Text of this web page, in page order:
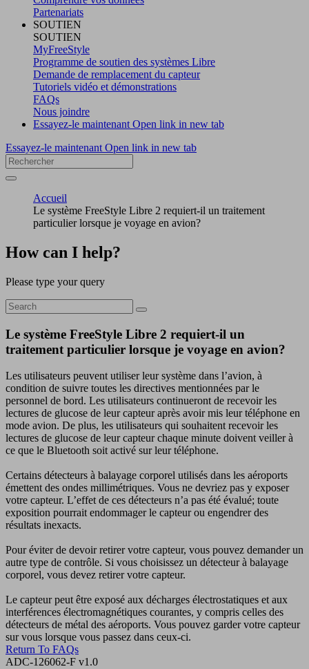
Partenariats
SOUTIEN
SOUTIEN
MyFreeStyle
Programme de soutien des systèmes Libre
Demande de remplacement du capteur
Tutoriels vidéo et démonstrations
FAQs
Nous joindre
Essayez-le maintenant Open link in new tab
Essayez-le maintenant Open link in new tab
Accueil
Le système FreeStyle Libre 2 requiert-il un traitement
particulier lorsque je voyage en avion?
How can I help?
Please type your query
Le système FreeStyle Libre 2 requiert-il un
traitement particulier lorsque je voyage en avion?
Les utilisateurs peuvent utiliser leur système dans l’avion, à
condition de suivre toutes les directives mentionnées par le
personnel de bord. Les utilisateurs continueront de recevoir les
lectures de glucose de leur capteur après avoir mis leur téléphone en
mode avion. De plus, les utilisateurs qui souhaitent recevoir les
lectures de glucose de leur capteur chaque minute doivent veiller à
ce que le Bluetooth soit activé sur leur téléphone.
Certains détecteurs à balayage corporel utilisés dans les aéroports
émettent des ondes millimétriques. Vous ne devriez pas y exposer
votre capteur. L’effet de ces détecteurs n’a pas été évalué; toute
exposition pourrait endommager le capteur ou engendrer des
résultats inexacts.
Pour éviter de devoir retirer votre capteur, vous pouvez demander un
autre type de contrôle. Si vous choisissez un détecteur à balayage
corporel, vous devez retirer votre capteur.
Le capteur peut être exposé aux décharges électrostatiques et aux
interférences électromagnétiques courantes, y compris celles des
détecteurs de métal des aéroports. Vous pouvez garder votre capteur
sur vous lorsque vous passez dans ceux-ci.
Return To FAQs
ADC-126062-F v1.0